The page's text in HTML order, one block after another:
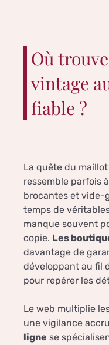
Où
vintage
fiable ?
La quête du
ressemble parfois
brocantes et vide-
temps de
manque souvent
copie. Les
davantage de
développant au fil
pour repérer les
Le web multiplie
une vigilance
ligne se